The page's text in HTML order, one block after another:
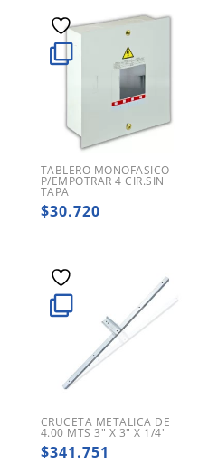
TABLERO MONOFASICO
P/EMPOTRAR 4 CIR.SIN
TAPA
$30.720
CRUCETA METALICA DE
4.00 MTS 3″ X 3″ X 1/4″
$341.751